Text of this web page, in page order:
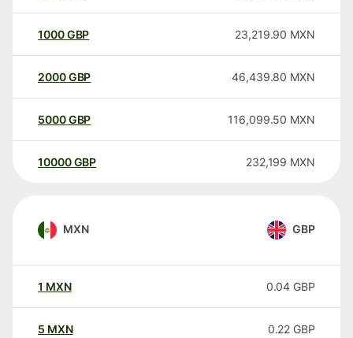
1000GBP 23,219.90 MXN
2000GBP 46,439.80 MXN
5000GBP 116,099.50 MXN
10000 GBP 232,199 MXN
MXN GBP
1 MXN 0.04 GBP
5 MXN 0.22 GBP